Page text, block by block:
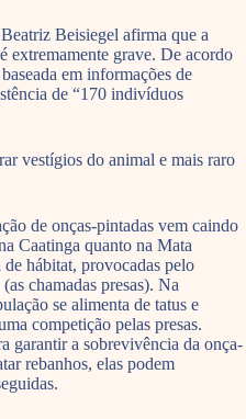
Beisiegel afirma que a
extremamente grave. De acordo
em informações de
de “170 indivíduos
vestígios do animal e mais raro
de onças-pintadas vem caindo
Caatinga quanto na Mata
de hábitat, provocadas pelo
chamadas presas). Na
se alimenta de tatus e
competição pelas presas.
garantir a sobrevivência da onça-
rebanhos, elas podem